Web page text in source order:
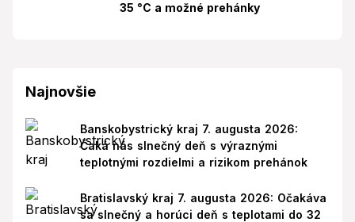
35 °C a možné prehánky
Najnovšie
Banskobystrický kraj 7. augusta 2026:
Čaká nás slnečný deň s výraznými
teplotnými rozdielmi a rizikom prehánok
Bratislavský kraj 7. augusta 2026: Očakáva
sa slnečný a horúci deň s teplotami do 32